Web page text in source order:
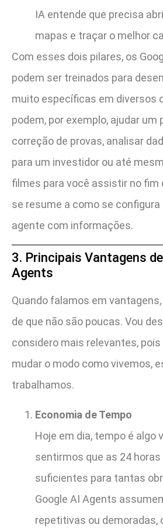
IA entende que precisa
mapas e traçar o melhor
Com esses dois pilares, os
podem ser treinados para
muito específicas em diversos
podem, por exemplo, ajudar um
correção de provas, analisar
para um investidor ou até
filmes para você assistir no fim
se resume a como se configura
agente com informações.
3. Principais Vantagens
Agents
Quando falamos em
de que não são poucas. Vou
considero mais relevantes,
mudar o modo como vivemos,
trabalhamos.
Economia de Tempo
Hoje em dia, tempo é algo
sentirmos que as 24 horas
suficientes para tantas
Google AI Agents
repetitivas ou demoradas,